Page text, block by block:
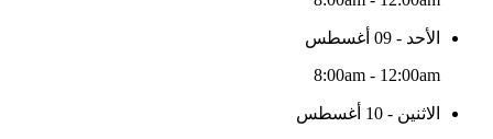
الأحد - 09 أغسطس
8:00am - 12:00am
الاثنين - 10 أغسطس